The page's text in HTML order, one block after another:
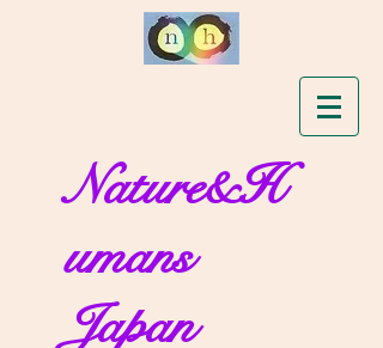
Nature&H
umans
Japan